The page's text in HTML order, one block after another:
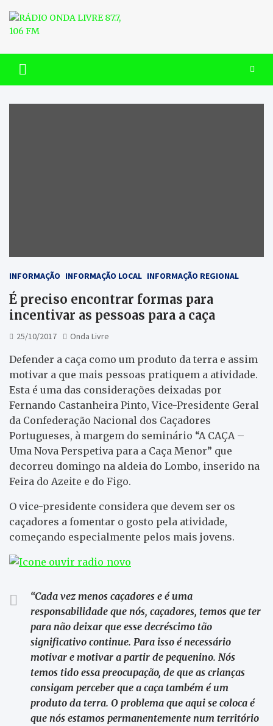
content
RÁDIO ONDA LIVRE 87.7, 106
FM
INFORMAÇÃO INFORMAÇÃO LOCAL INFORMAÇÃO REGIONAL
É preciso encontrar formas para
incentivar as pessoas para a caça
25/10/2017 Onda Livre
Defender a caça como um produto da terra e assim
motivar a que mais pessoas pratiquem a atividade.
Esta é uma das considerações deixadas por
Fernando Castanheira Pinto, Vice-Presidente Geral
da Confederação Nacional dos Caçadores
Portugueses, à margem do seminário “A CAÇA –
Uma Nova Perspetiva para a Caça Menor” que
decorreu domingo na aldeia do Lombo, inserido na
Feira do Azeite e do Figo.
O vice-presidente considera que devem ser os
caçadores a fomentar o gosto pela atividade,
começando especialmente pelos mais jovens.
“Cada vez menos caçadores e é uma
responsabilidade que nós, caçadores, temos que ter
para não deixar que esse decréscimo tão
significativo continue. Para isso é necessário
motivar e motivar a partir de pequenino. Nós
temos tido essa preocupação, de que as crianças
consigam perceber que a caça também é um
produto da terra. O problema que aqui se coloca é
que nós estamos permanentemente num território